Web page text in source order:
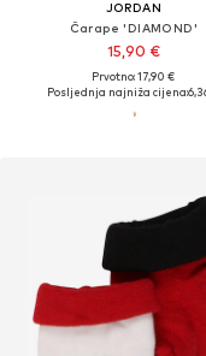
JORDAN
Čarape 'DIAMOND'
15,90 €
Prvotno: 17,90 €
Posljednja najniža cijena: